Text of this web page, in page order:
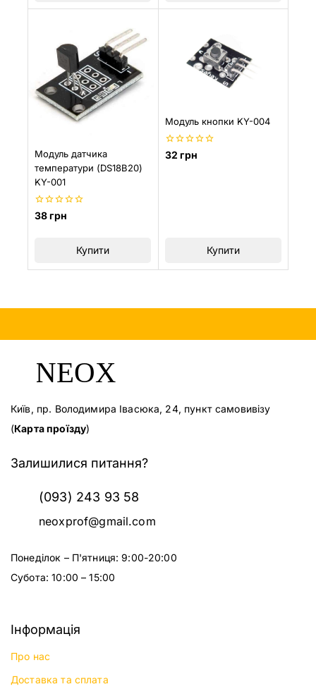
Модуль датчика
температури (DS18B20)
KY-001
0
з
38грн
Купити
Модуль кнопки KY-004
0
з
32грн
Купити
Київ, пр. Володимира Івасюка, 24, пункт самовивізу
(Карта проїзду)
Залишилися питання?
(093) 243 93 58
neoxprof@gmail.com
Понеділок – П'ятниця: 9:00-20:00
Субота: 10:00 – 15:00
Інформація
Про нас
Доставка та сплата